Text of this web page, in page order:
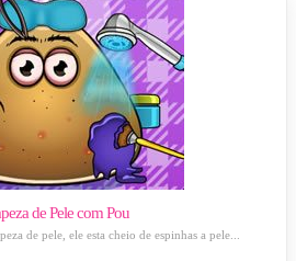
de Pele com Pou
de pele, ele esta cheio de espinhas a pele...